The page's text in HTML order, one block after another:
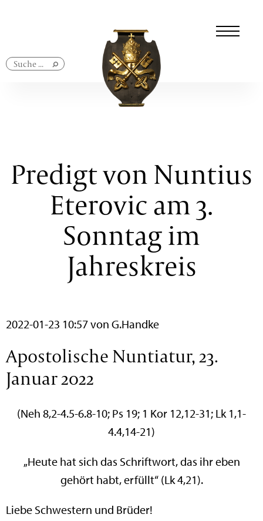
Predigt von Nuntius
Eterovic am 3.
Sonntag im
Jahreskreis
2022-01-23 10:57von G.Handke
Apostolische Nuntiatur, 23.
Januar 2022
(Neh 8,2-4.5-6.8-10; Ps 19; 1 Kor 12,12-31; Lk 1,1-
4.4,14-21)
„Heute hat sich das Schriftwort, das ihr eben
gehört habt, erfüllt“ (Lk 4,21).
Liebe Schwestern und Brüder!